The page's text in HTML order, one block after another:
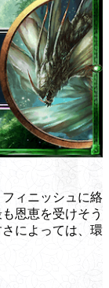
フィニッシュに絡
恩恵を受けそう
によっては、環